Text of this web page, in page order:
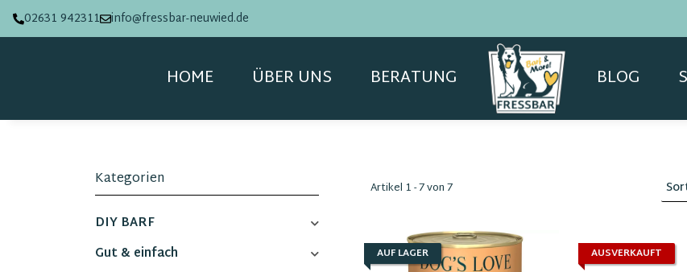
02631 942311 info@fressbar-neuwied.de
HOME ÜBER UNS BERATUNG BLOG
Artikel 1 - 7 von 7
AUF LAGER AUSVERKAUFT
Kategorien
DIY BARF
Gut & einfach